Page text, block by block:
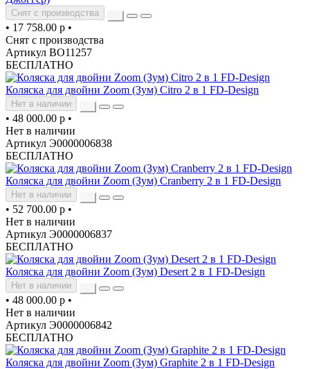
Снят с производства
• 17 758.00 р •
Снят с производства
Артикул ВО11257
БЕСПЛАТНО
Коляска для двойни Zoom (Зум) Citro 2 в 1 FD-Design
Нет в наличии
• 48 000.00 р •
Нет в наличии
Артикул Э0000006838
БЕСПЛАТНО
Коляска для двойни Zoom (Зум) Cranberry 2 в 1 FD-Design
Нет в наличии
• 52 700.00 р •
Нет в наличии
Артикул Э0000006837
БЕСПЛАТНО
Коляска для двойни Zoom (Зум) Desert 2 в 1 FD-Design
Нет в наличии
• 48 000.00 р •
Нет в наличии
Артикул Э0000006842
БЕСПЛАТНО
Коляска для двойни Zoom (Зум) Graphite 2 в 1 FD-Design